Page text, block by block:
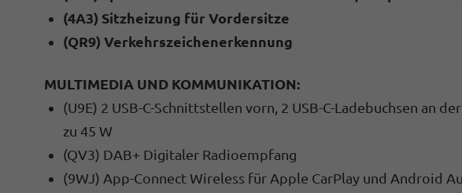
(4A3) Sitzheizung für Vordersitze
(QR9) Verkehrszeichenerkennung
MULTIMEDIA UND KOMMUNIKATION:
(U9E) 2 USB-C-Schnittstellen vorn, 2 USB-C-Ladebuchsen an
zu 45 W
(QV3) DAB+ Digitaler Radioempfang
(9WJ) App-Connect Wireless für Apple CarPlay und Android